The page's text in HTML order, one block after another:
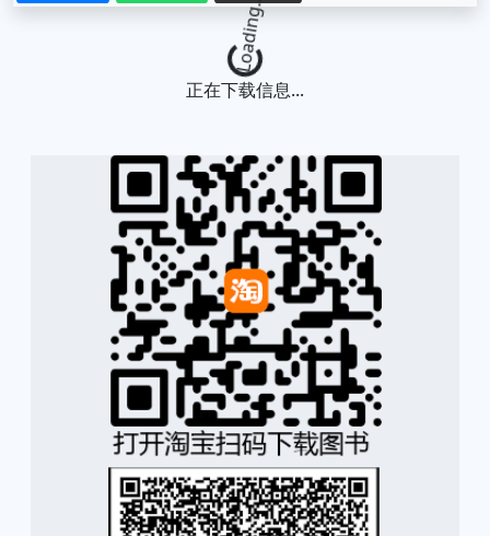
Loading...
正在下载信息...